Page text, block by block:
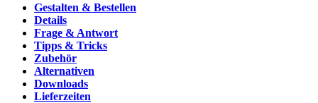
Gestalten & Bestellen
Details
Frage & Antwort
Tipps & Tricks
Zubehör
Alternativen
Downloads
Lieferzeiten